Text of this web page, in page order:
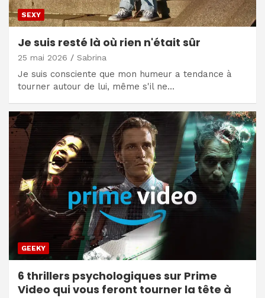
SEXY
Je suis resté là où rien n'était sûr
25 mai 2026 Sabrina
Je suis consciente que mon humeur a tendance à
tourner autour de lui, même s'il ne…
GEEKY
6 thrillers psychologiques sur Prime
Video qui vous feront tourner la tête à